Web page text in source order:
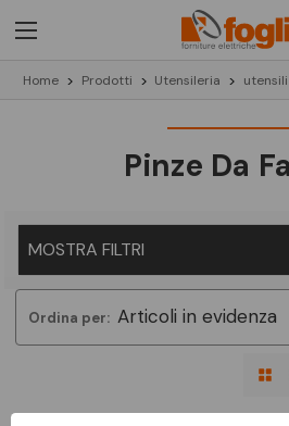
Home Prodotti Utensileria
Pinze Da
MOSTRA FILTRI
Ordina per: